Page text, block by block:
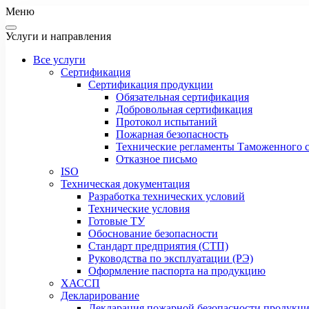
Меню
Услуги и направления
Все услуги
Сертификация
Сертификация продукции
Обязательная сертификация
Добровольная сертификация
Протокол испытаний
Пожарная безопасность
Технические регламенты Таможенного
Отказное письмо
ISO
Техническая документация
Разработка технических условий
Технические условия
Готовые ТУ
Обоснование безопасности
Стандарт предприятия (СТП)
Руководства по эксплуатации (РЭ)
Оформление паспорта на продукцию
ХАССП
Декларирование